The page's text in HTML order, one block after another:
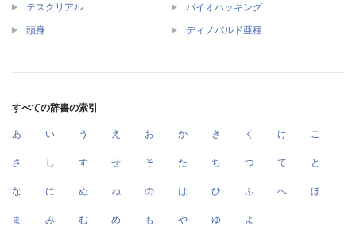
テスクリアル バイオハッキング
頭身 ディノバルド亜種
すべての辞書の索引
あ い う え お か き く け こ
さ し す せ そ た ち つ て と
な に ぬ ね の は ひ ふ へ ほ
ま み む め も や ゆ よ